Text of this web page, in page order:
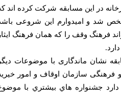
در اين مسابقه شركت كرده اند كه
شد و امیدوارم این شروعی باشد
فرهنگ وقف را که همان فرهنگ ایثار
نشان ماندگاری با موضوعات دیگر
سازمان اوقاف و امور خیریه
جشنواره هاي بيشتري با موضوع